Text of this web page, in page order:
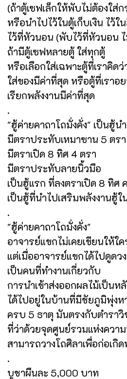
(ถ้าตู้เซฟเล็กให้พับไม่ต้องใส่
หรือนำไปไว้ในตู้เก็บเงิน ไว้ใ
ไว้ที่หัวนอน (พับไว้ที่หัวนอน
ถ้ามีตู้เซฟหลายตู้ ใส่ทุกตู้
หรือเลือกใส่เฉพาะตู้ที่เราคิดว่
ใส่ของมีค่าที่สุด หรือตู้ที่เราอ
เรียกพลังงานมีค่าที่สุด
.
"ฮู้ค่ายคาถาโถมั่งคั่ง" เป็นฮู้น
มีตราประทับเหมาซาน 5 ตรา
มีตราเปิด 8 ทิศ 4 ตรา
มีตราประทับลายนิ้วมือ
เป็นฮู้แรก ที่ลงตราเปิด 8 ทิศ
เป็นฮู้ที่นำไปเสริมพลังงานฮู้ใ
.
"ฮู้ค่ายคาถาโถมั่งคั่ง"
อาจารย์แขกไม่เคยเขียนให้ใค
แต่เมื่ออาจารย์แขกได้ไปดูดว
เป็นคนที่ทำงานเกี่ยวกับ
การนำเข้าส่งออกผลไม้เป็นห
ได้ไปอยู่ในบ้านที่มีชัยภูมิพุ่งห
ครบ 5 ธาตุ มันตรงกับตำรา
ที่ว่าด้วยจุดศูนย์รวมแห่งความ
สามารถวางโถศิลาเพื่อก่อเกิ
.
บูชาผืนละ 5,000 บาท